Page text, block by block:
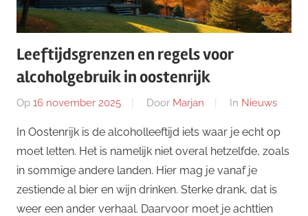
Leeftijdsgrenzen en regels voor
alcoholgebruik in oostenrijk
Op 16 november 2025 Door Marjan In Nieuws
In Oostenrijk is de alcoholleeftijd iets waar je echt op
moet letten. Het is namelijk niet overal hetzelfde, zoals
in sommige andere landen. Hier mag je vanaf je
zestiende al bier en wijn drinken. Sterke drank, dat is
weer een ander verhaal. Daarvoor moet je achttien